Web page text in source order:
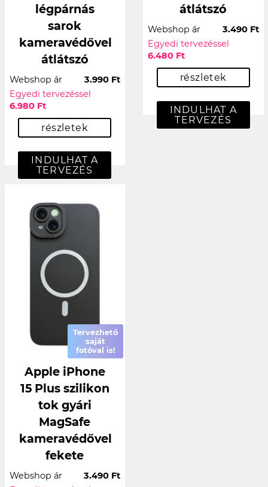
légpárnás
sarok
kameravédővel
átlátszó
Webshop ár
3.990 Ft
Egyedi tervezéssel
6.980 Ft
részletek
INDULHAT A
TERVEZÉS
átlátszó
Webshop ár
3.490 Ft
Egyedi tervezéssel
6.480 Ft
részletek
INDULHAT A
TERVEZÉS
Tervezhető
saját
fotóval is!
Apple iPhone
15 Plus szilikon
tok gyári
MagSafe
kameravédővel
fekete
Webshop ár
3.490 Ft